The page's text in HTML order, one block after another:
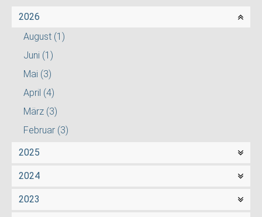
2026
August (1)
Juni (1)
Mai (3)
April (4)
März (3)
Februar (3)
2025
2024
2023